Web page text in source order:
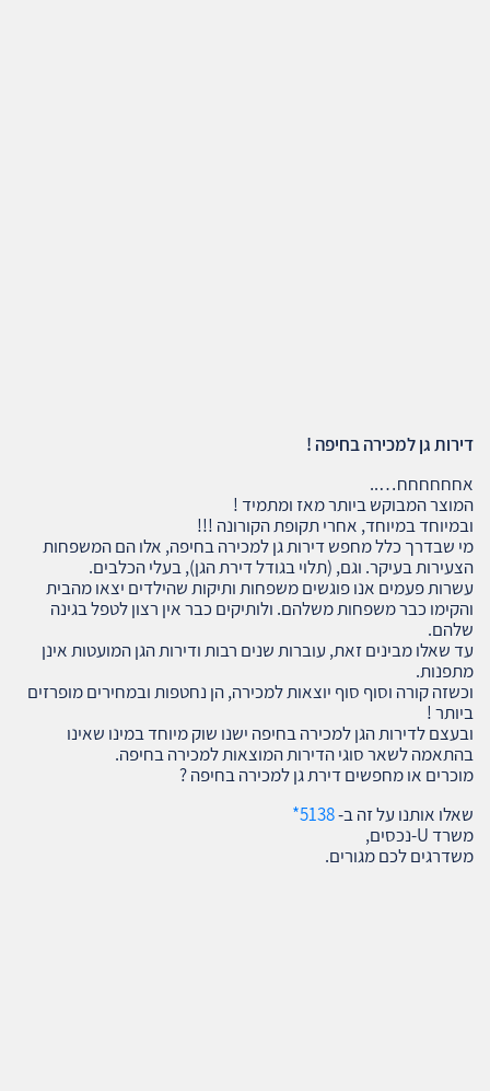
דירות גן למכירה בחיפה !
אחחחחחח…..
המוצר המבוקש ביותר מאז ומתמיד !
ובמיוחד במיוחד, אחרי תקופת הקורונה !!!
מי שבדרך כלל מחפש דירות גן למכירה בחיפה, אלו הם המשפחות
הצעירות בעיקר. וגם, (תלוי בגודל דירת הגן), בעלי הכלבים.
עשרות פעמים אנו פוגשים משפחות ותיקות שהילדים יצאו מהבית
והקימו כבר משפחות משלהם. ולותיקים כבר אין רצון לטפל בגינה
שלהם.
עד שאלו מבינים זאת, עוברות שנים רבות ודירות הגן המועטות אינן
מתפנות.
וכשזה קורה וסוף סוף יוצאות למכירה, הן נחטפות ובמחירים מופרזים
ביותר !
ובעצם לדירות הגן למכירה בחיפה ישנו שוק מיוחד במינו שאינו
בהתאמה לשאר סוגי הדירות המוצאות למכירה בחיפה.
מוכרים או מחפשים דירת גן למכירה בחיפה ?
שאלו אותנו על זה ב-5138*
משרד U-נכסים,
משדרגים לכם מגורים.